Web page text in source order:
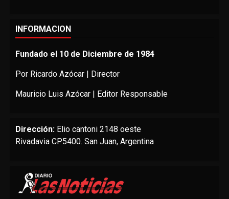
INFORMACION
Fundado el 10 de Diciembre de 1984
Por Ricardo Azócar | Director
Mauricio Luis Azócar | Editor Responsable
Dirección: Elio cantoni 2148 oeste
Rivadavia CP5400. San Juan, Argentina